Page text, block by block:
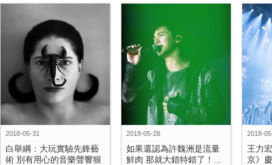
2018-05-31
白舉綱：大玩實驗先鋒藝
術 別有用心的音樂聲響狠
2018-05-28
如果還認為許魏洲是流量
鮮肉 那就大錯特錯了！...
2018-
王力
京》